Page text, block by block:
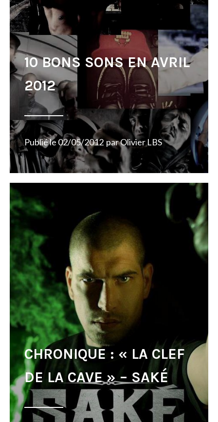
10 BONS SONS EN AVRIL
2012
Publié le 02/05/2012 parOlivier LBS
CHRONIQUE : « LA CLEF
DE LA CAVE » – SAKÉ